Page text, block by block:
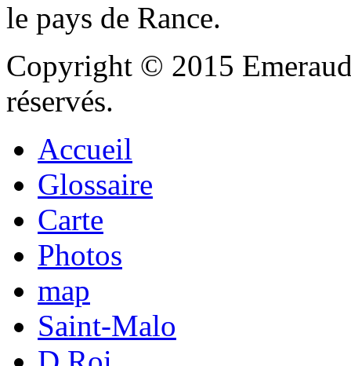
le pays de Rance.
Copyright © 2015
réservés.
Accueil
Glossaire
Carte
Photos
map
Saint-Malo